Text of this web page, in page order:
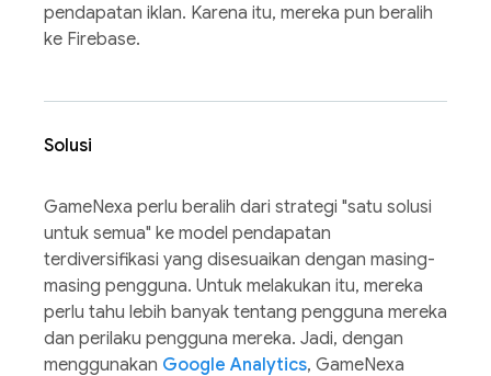
pendapatan iklan. Karena itu, mereka pun beralih
ke Firebase.
Solusi
GameNexa perlu beralih dari strategi "satu solusi
untuk semua" ke model pendapatan
terdiversifikasi yang disesuaikan dengan masing-
masing pengguna. Untuk melakukan itu, mereka
perlu tahu lebih banyak tentang pengguna mereka
dan perilaku pengguna mereka. Jadi, dengan
menggunakan Google Analytics, GameNexa